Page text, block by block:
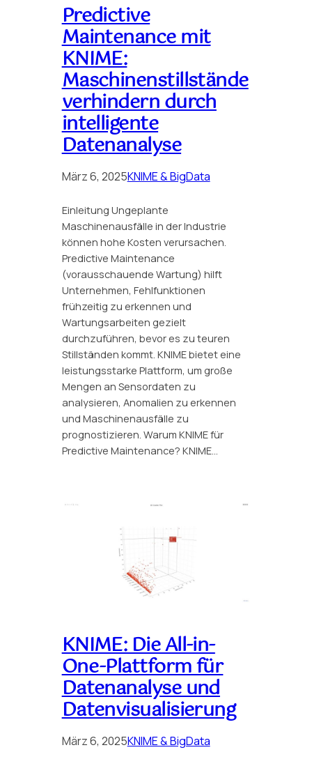
Predictive
Maintenance mit
KNIME:
Maschinenstillstände
verhindern durch
intelligente
Datenanalyse
März 6, 2025KNIME & BigData
Einleitung Ungeplante
Maschinenausfälle in der Industrie
können hohe Kosten verursachen.
Predictive Maintenance
(vorausschauende Wartung) hilft
Unternehmen, Fehlfunktionen
frühzeitig zu erkennen und
Wartungsarbeiten gezielt
durchzuführen, bevor es zu teuren
Stillständen kommt. KNIME bietet eine
leistungsstarke Plattform, um große
Mengen an Sensordaten zu
analysieren, Anomalien zu erkennen
und Maschinenausfälle zu
prognostizieren. Warum KNIME für
Predictive Maintenance? KNIME…
KNIME: Die All-in-
One-Plattform für
Datenanalyse und
Datenvisualisierung
März 6, 2025KNIME & BigData